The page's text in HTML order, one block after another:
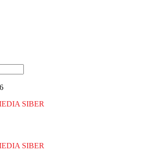
SIBER
SIBER